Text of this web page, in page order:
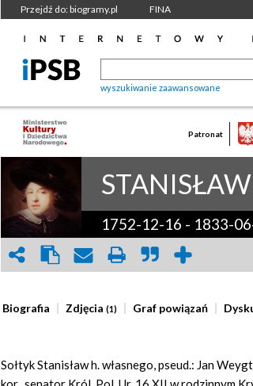
Przejdź do: biogramy.pl FINA
wyszukiwanie zaawansowane
Patronat
STANISŁAW
1752-12-16 - 1833-
Biografia Zdjęcia(1) Graf powiązań
Sołtyk Stanisław h. własnego, pseud.: Jan